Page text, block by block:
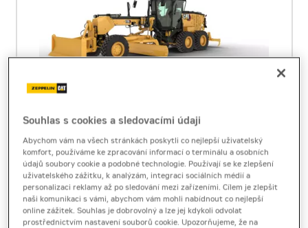
Cat 120
grejdr
Výkon motoru 104 - 123
kW
Šířka radlice
Provozní hmotnost
15,9 - 19,2 t
Brožura [5,4 MB] Technický list [0,4 MB]
Souhlas s cookies a sledovacími údaji
Abychom vám na všech stránkách poskytli co nejlepší uživatelský
komfort, používáme ke zpracování informací o terminálu a osobních
údajů soubory cookie a podobné technologie. Používají se ke zlepšení
uživatelského zážitku, k analýzám, integraci sociálních médií a
personalizaci reklamy až po sledování mezi zařízeními. Cílem je zlepšit
naši komunikaci s vámi, abychom vám mohli nabídnout co nejlepší
online zážitek. Souhlas je dobrovolný a lze jej kdykoli odvolat
prostřednictvím nastavení souborů cookie. Upozorňujeme, že na